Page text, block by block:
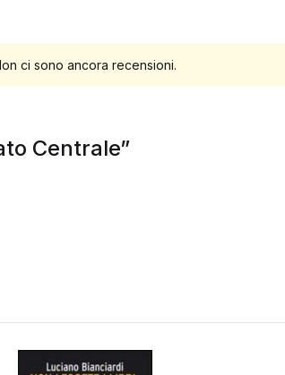
ci sono ancora recensioni.
Centrale”